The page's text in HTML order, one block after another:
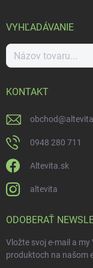
VYHĽADÁVANIE
KONTAKT
obchod@
0948 280 711
Altevita.sk
altevita
ODOBERAŤ
Vložte svoj e-mail a
produktoch na našom